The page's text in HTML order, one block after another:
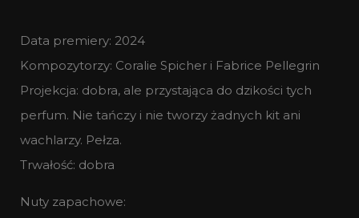
Data premiery: 2024
Kompozytorzy: Coralie Spicher i Fabrice Pellegrin
Projekcja: dobra, ale przystająca do dzikości tych
perfum. Nie tańczy i nie tworzy żadnych kit ani
wachlarzy. Pełza.
Trwałość: dobra
Nuty zapachowe: